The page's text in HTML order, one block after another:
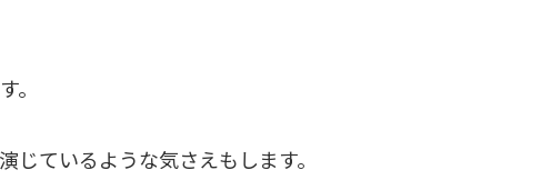
。
ているような気さえもします。